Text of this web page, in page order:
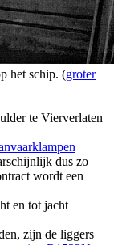
het schip. (groter
te Vierverlaten
dus zo
wordt een
en tot jacht
zijn de liggers